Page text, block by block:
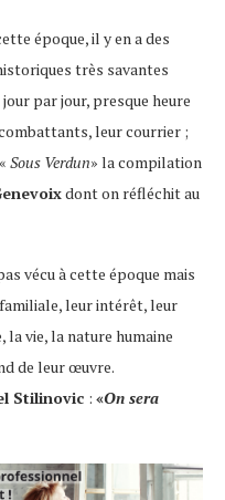
époque, il y en a des
très savantes
par jour, presque heure
leur courrier ;
Sous Verdun» la compilation
dont on réfléchit au
vécu à cette époque mais
leur intérêt, leur
vie, la nature humaine
de leur œuvre.
Stilinovic : «On sera